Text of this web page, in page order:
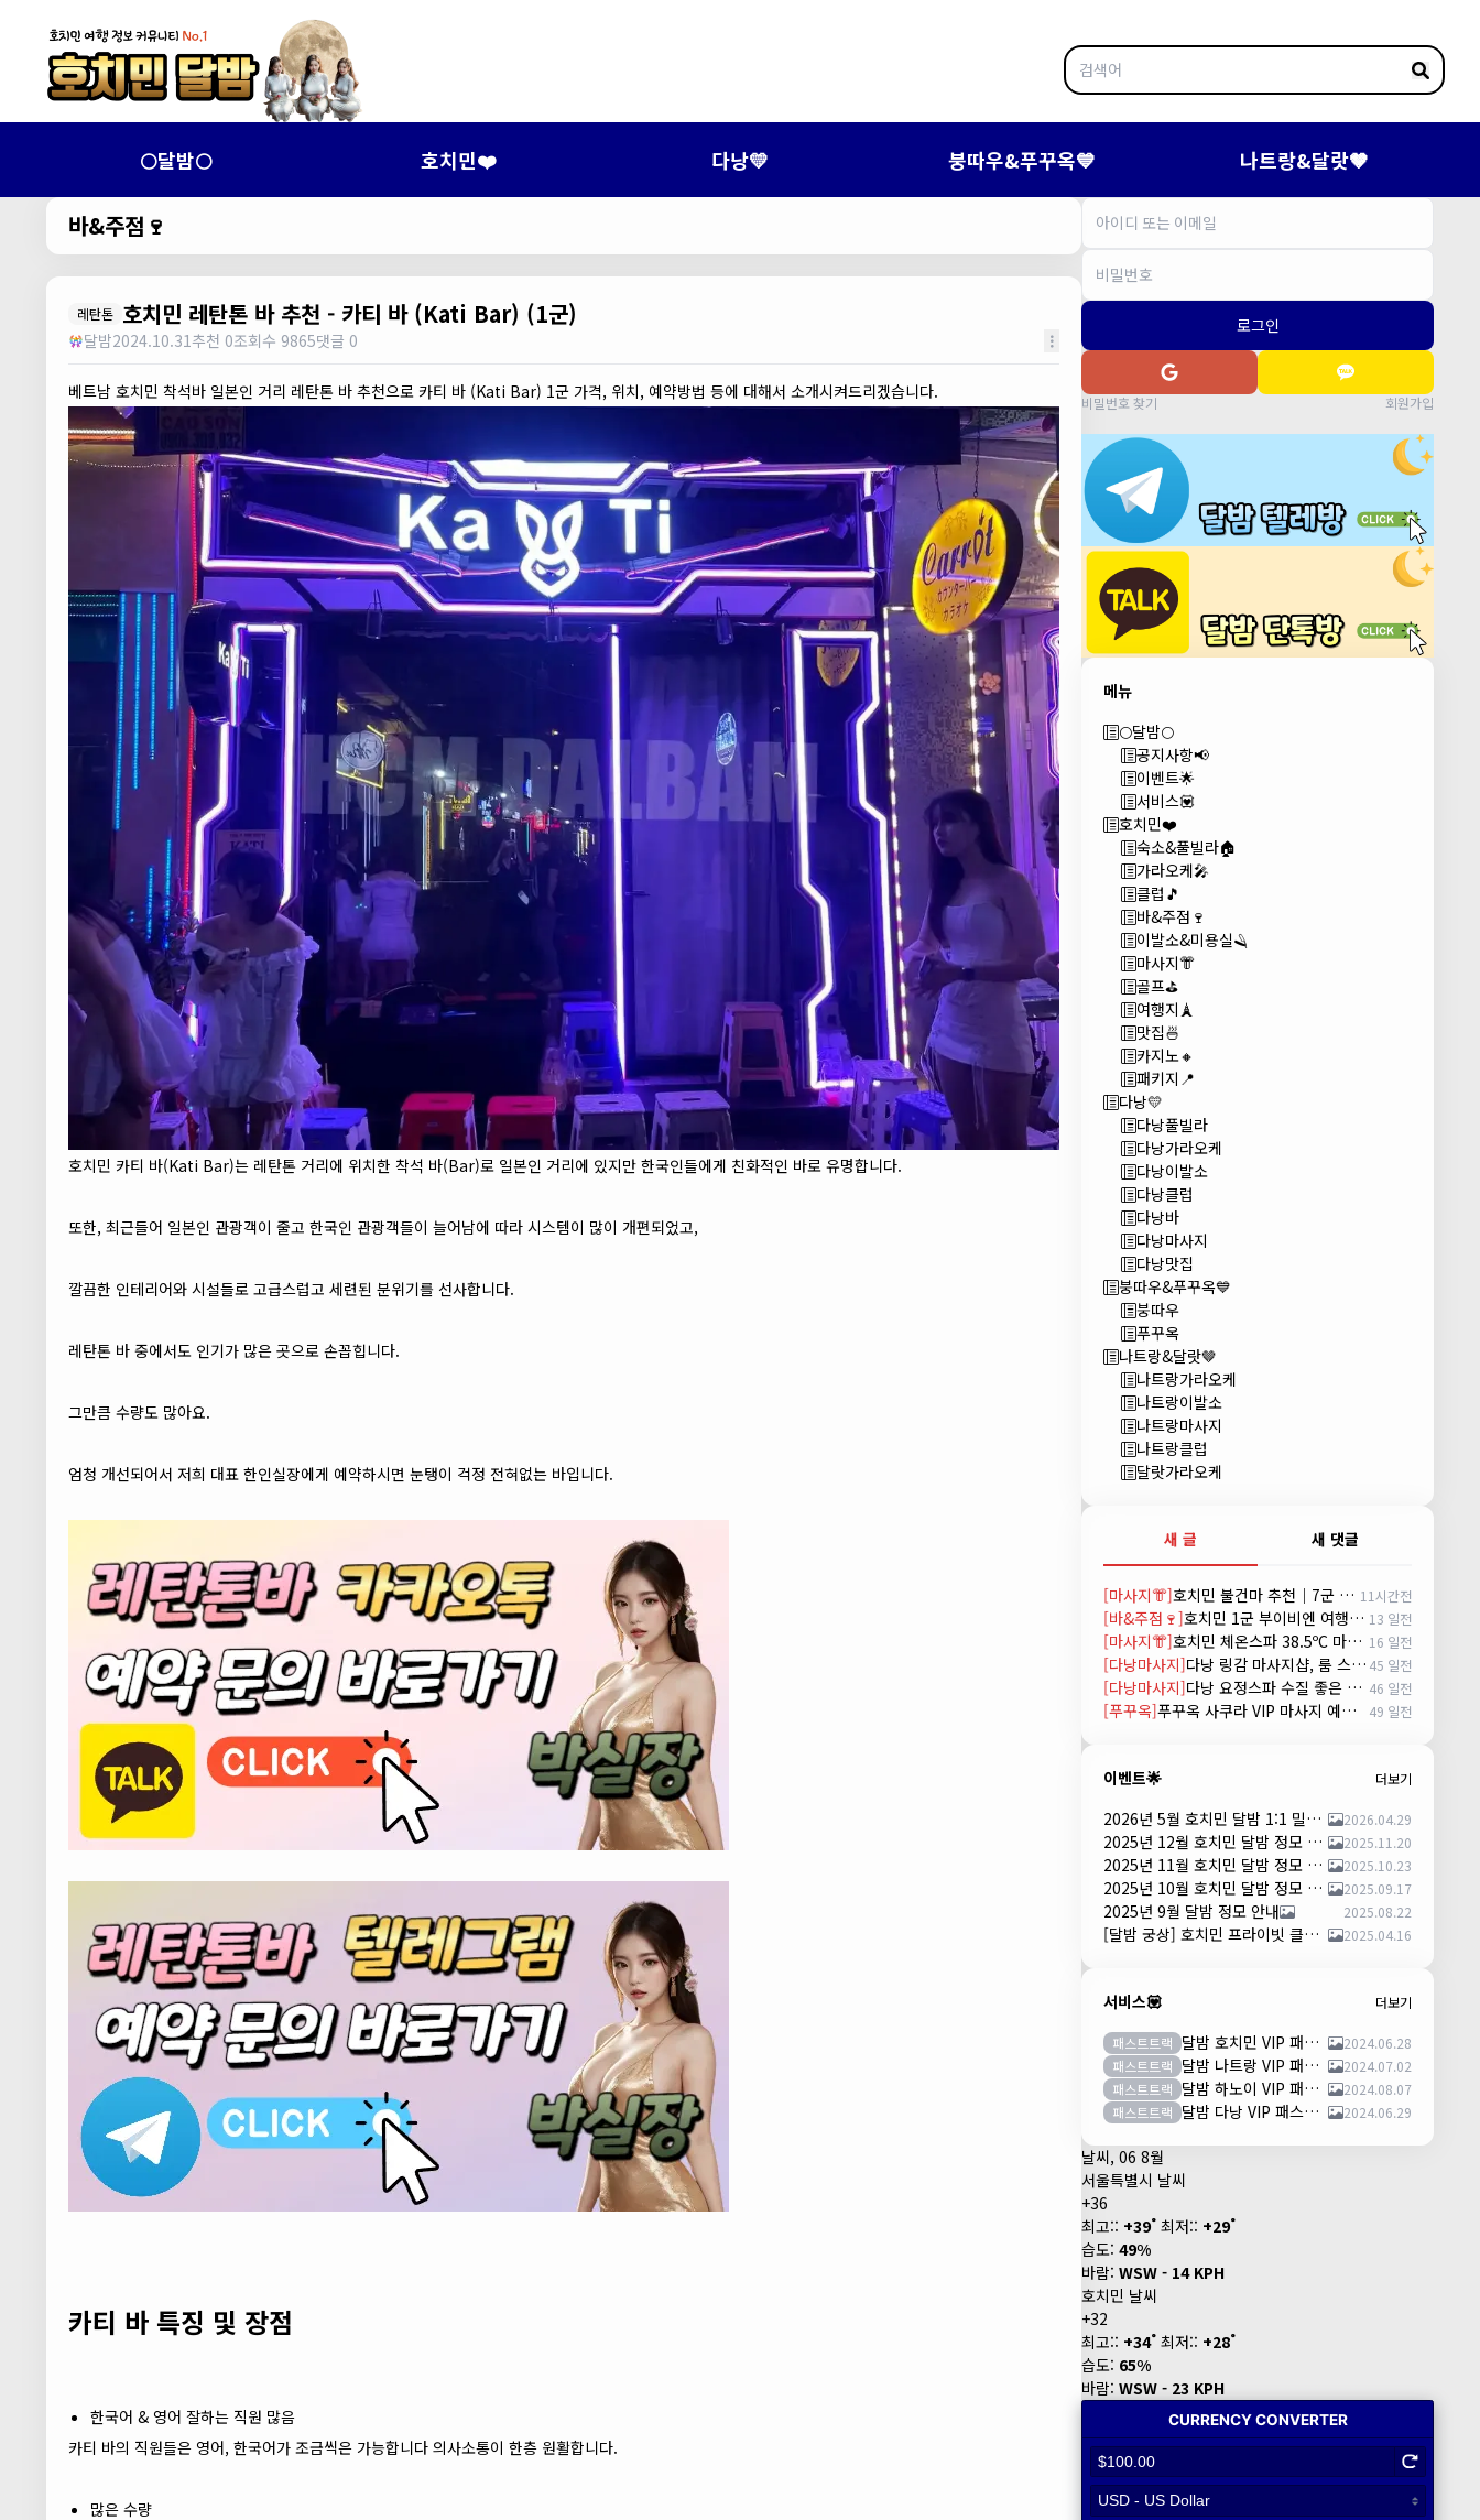
🌕달밤🌕 호치민❤️ 다낭💛 붕따우&푸꾸옥💙 나트랑&달랏🤎
바&주점🍷
레탄톤 호치민 레탄톤 바 추천 - 카티 바 (Kati Bar) (1군)
달밤2024.10.31추천 0조회수 9865댓글 0
베트남 호치민 착석바 일본인 거리 레탄톤 바 추천으로 카티 바 (Kati Bar) 1군 가격, 위치, 예약방법 등에 대해서 소개시켜드리겠습니다.
호치민 카티 바(Kati Bar)는 레탄톤 거리에 위치한 착석 바(Bar)로 일본인 거리에 있지만 한국인들에게 친화적인 바로 유명합니다.
또한, 최근들어 일본인 관광객이 줄고 한국인 관광객들이 늘어남에 따라 시스템이 많이 개편되었고,
깔끔한 인테리어와 시설들로 고급스럽고 세련된 분위기를 선사합니다.
레탄톤 바 중에서도 인기가 많은 곳으로 손꼽힙니다.
그만큼 수량도 많아요.
엄청 개선되어서 저희 대표 한인실장에게 예약하시면 눈탱이 걱정 전혀없는 바입니다.
카티 바 특징 및 장점
한국어 & 영어 잘하는 직원 많음
카티 바의 직원들은 영어, 한국어가 조금씩은 가능합니다 의사소통이 한층 원활합니다.
많은 수량
로그인
비밀번호 찾기 회원가입
메뉴
🌕달밤🌕
공지사항📢
이벤트🌟
서비스💟
호치민❤️
숙소&풀빌라🏠
가라오케🎤
클럽🎵
바&주점🍷
이발소&미용실🪒
마사지👘
골프⛳
여행지🗼
맛집🍜
카지노🔸
패키지📍
다낭💛
다낭풀빌라
다낭가라오케
다낭이발소
다낭클럽
다낭바
다낭마사지
다낭맛집
붕따우&푸꾸옥💙
붕따우
푸꾸옥
나트랑&달랏🤎
나트랑가라오케
나트랑이발소
나트랑마사지
나트랑클럽
달랏가라오케
새 글 새 댓글
[마사지👘] 호치민 불건마 추천｜7군 핫스톤 마사지(Hot Stone massage) 11시간전
[바&주점🍷] 호치민 1군 부이비엔 여행자거리 착석 토킹바 놀이터 (NORITER LOUNGE) 13 일전
[마사지👘] 호치민 체온스파 38.5ºC 마사지 CHEON SPA Massage 16 일전
[다낭마사지] 다낭 링감 마사지샵, 룸 스파(Room Spa) 예약 45 일전
[다낭마사지] 다낭 요정스파 수질 좋은 곳 시스템 및 예약 방법 46 일전
[푸꾸옥] 푸꾸옥 사쿠라 VIP 마사지 예약 방법 49 일전
이벤트🌟 더보기
2026년 5월 호치민 달밤 1:1 밀착 댄서 파티 안내 2026.04.29
2025년 12월 호치민 달밤 정모 안내 2025.11.20
2025년 11월 호치민 달밤 정모 안내 2025.10.23
2025년 10월 호치민 달밤 정모 안내 2025.09.17
2025년 9월 달밤 정모 안내 2025.08.22
[달밤 궁상] 호치민 프라이빗 클럽 댄스 파티 – 하루 한 팀만! 2025.04.16
서비스💟 더보기
패스트트랙 달밤 호치민 VIP 패스트트랙 이용안내 (떤션넛공항)
2024.06.28
패스트트랙
달밤 나트랑 VIP 패스트트랙 이용안내 (깜란공항)
2024.07.02
패스트트랙
달밤 하노이 VIP 패스트트랙 이용안내 (노이바이공항)
2024.08.07
패스트트랙
달밤 다낭 VIP 패스트트랙 이용안내 (다낭국제공항) 2024.06.29
날씨, 06 8월
서울특별시 날씨
+36
최고:: +39° 최저:: +29°
습도: 49%
바람: WSW - 14 KPH
호치민 날씨
+32
최고:: +34° 최저:: +28°
습도: 65%
바람: WSW - 23 KPH